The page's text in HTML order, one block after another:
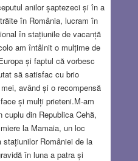
anilor șaptezeci și în a
în România, lucram în
în stațiunile de vacanță
am întâlnit o mulțime de
și faptul că vorbesc
să satisfac cu brio
având și o recompensă
și mulți prieteni.M-am
din Republica Cehă,
la Mamaia, un loc
României de la
în luna a patra și